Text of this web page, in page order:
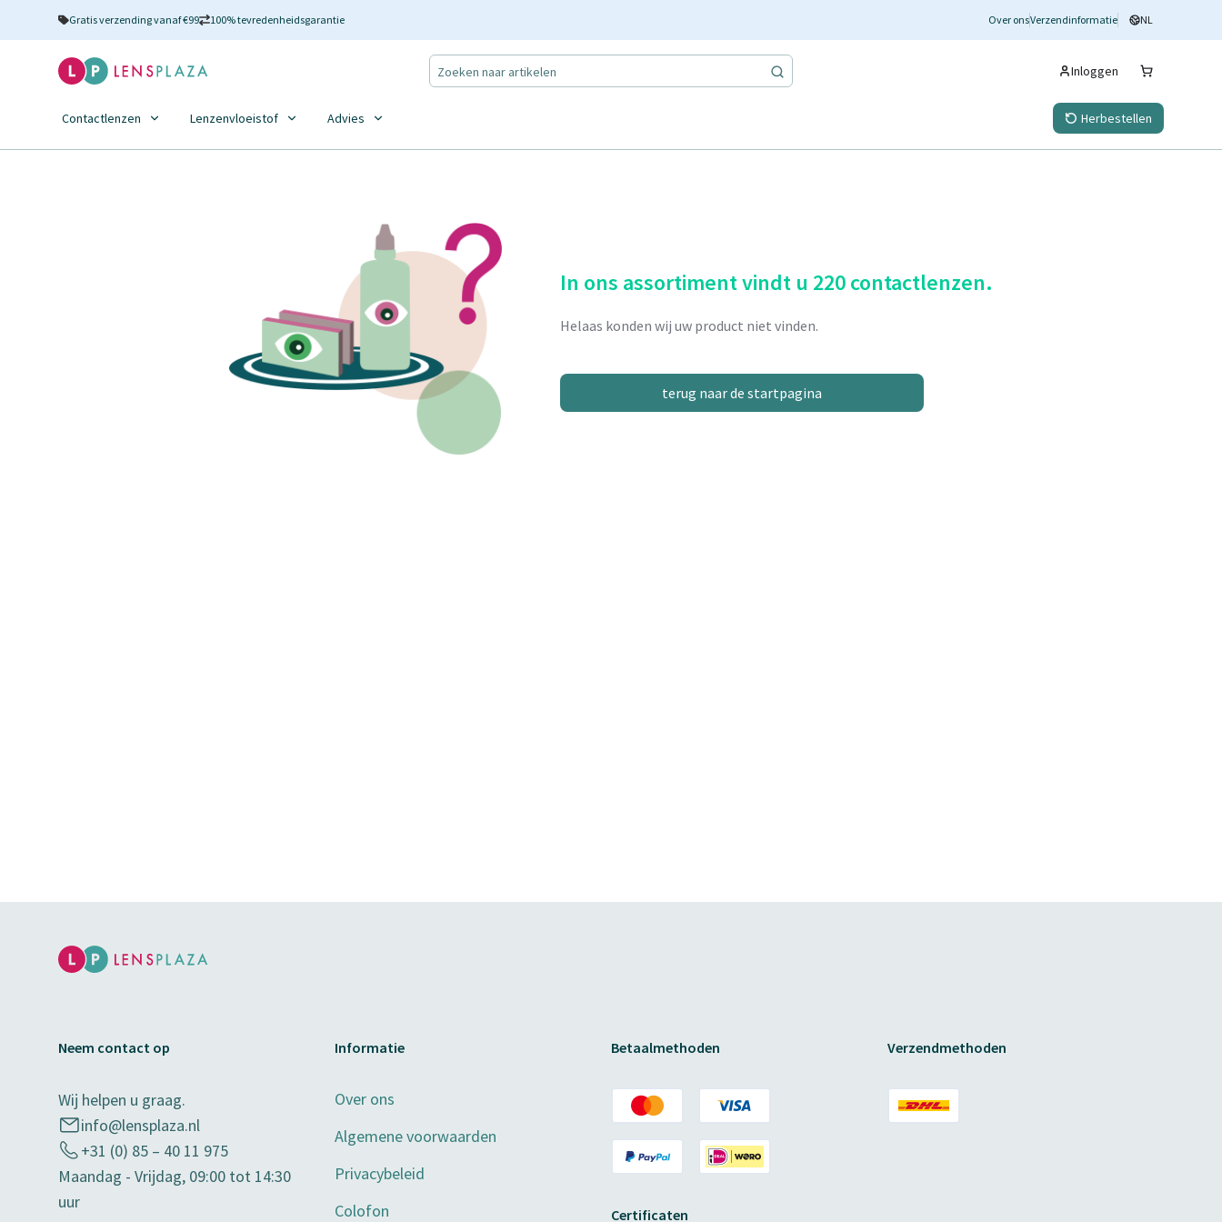
Gratis verzending vanaf €99 100% tevredenheidsgarantie Over onsVerzendinformatie NL
Inloggen
Contactlenzen Lenzenvloeistof Advies Herbestellen
In ons assortiment vindt u 220 contactlenzen.
Helaas konden wij uw product niet vinden.
terug naar de startpagina
Neem contact op
Wij helpen u graag.
info@lensplaza.nl
+31 (0) 85 – 40 11 975
Maandag - Vrijdag, 09:00 tot 14:30
uur
Informatie
Over ons
Algemene voorwaarden
Privacybeleid
Colofon
Betaalmethoden
Certificaten
Verzendmethoden